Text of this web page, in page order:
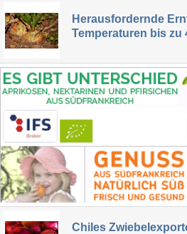
Herausfordernde
Temperaturen bis zu
Chiles